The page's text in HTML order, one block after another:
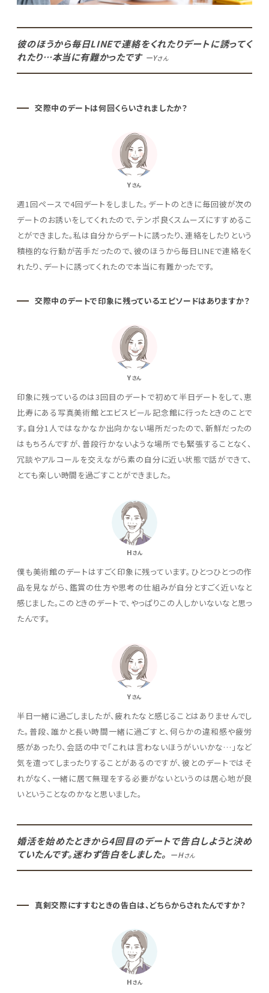
彼のほうから毎日LINEで連絡をくれたりデートに誘ってく
れたり…本当に有難かったです ーYさん
交際中のデートは何回くらいされましたか？
Yさん
週1回ペースで4回デートをしました。デートのときに毎回彼が次の
デートのお誘いをしてくれたので、テンポ良くスムーズにすすめるこ
とができました。私は自分からデートに誘ったり、連絡をしたりという
積極的な行動が苦手だったので、彼のほうから毎日LINEで連絡をく
れたり、デートに誘ってくれたので本当に有難かったです。
交際中のデートで印象に残っているエピソードはありますか？
Yさん
印象に残っているのは3回目のデートで初めて半日デートをして、恵
比寿にある写真美術館とエビスビール記念館に行ったときのことで
す。自分1人ではなかなか出向かない場所だったので、新鮮だったの
はもちろんですが、普段行かないような場所でも緊張することなく、
冗談やアルコールを交えながら素の自分に近い状態で話ができて、
とても楽しい時間を過ごすことができました。
Hさん
僕も美術館のデートはすごく印象に残っています。ひとつひとつの作
品を見ながら、鑑賞の仕方や思考の仕組みが自分とすごく近いなと
感じました。このときのデートで、やっぱりこの人しかいないなと思っ
たんです。
Yさん
半日一緒に過ごしましたが、疲れたなと感じることはありませんでし
た。普段、誰かと長い時間一緒に過ごすと、何らかの違和感や疲労
感があったり、会話の中で「これは言わないほうがいいかな…」など
気を遣ってしまったりすることがあるのですが、彼とのデートではそ
れがなく、一緒に居て無理をする必要がないというのは居心地が良
いということなのかなと思いました。
婚活を始めたときから4回目のデートで告白しようと決め
ていたんです。迷わず告白をしました。 ーHさん
真剣交際にすすむときの告白は、どちらからされたんですか？
Hさん